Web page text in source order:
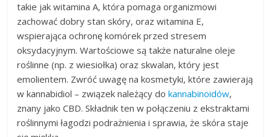
takie jak witamina A, która pomaga organizmowi
zachować dobry stan skóry, oraz witamina E,
wspierająca ochronę komórek przed stresem
oksydacyjnym. Wartościowe są także naturalne oleje
roślinne (np. z wiesiołka) oraz skwalan, który jest
emolientem. Zwróć uwagę na kosmetyki, które zawierają
w kannabidiol – związek należący dokannabinoidów,
znany jako CBD. Składnik ten w połączeniu z ekstraktami
roślinnymi łagodzi podrażnienia i sprawia, że skóra staje